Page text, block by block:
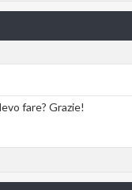
fare? Grazie!